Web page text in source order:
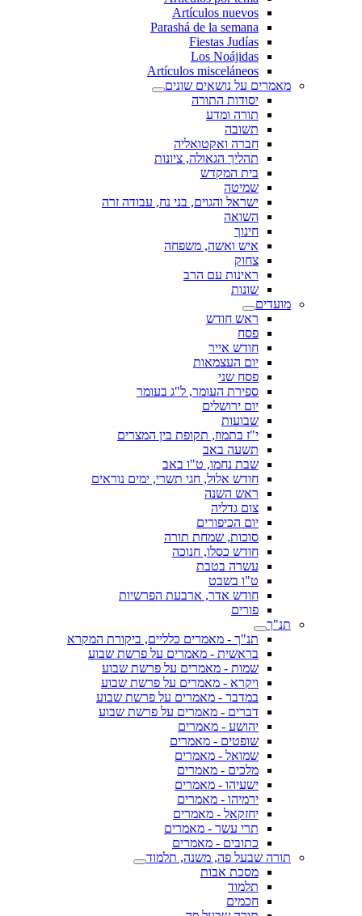
Artículos nuevos
Parashá de la semana
Fiestas Judías
Los Noájidas
Artículos misceláneos
מאמרים על נושאים שונים
יסודות התורה
תורה ומדע
תשובה
חברה ואקטואליה
תהליך הגאולה, ציונות
בית המקדש
שמיטה
ישראל והגוים, בני נח, עבודה זרה
השואה
חינוך
איש ואשה, משפחה
צחוק
ראינות עם הרב
שונות
מועדים
ראש חודש
פסח
חודש אייר
יום העצמאות
פסח שני
ספירת העומר, ל"ג בעומר
יום ירושלים
שבועות
י"ז בתמוז, תקופת בין המצרים
תשעה באב
שבת נחמו, ט"ו באב
חודש אלול, חגי תשרי, ימים נוראים
ראש השנה
צום גדליה
יום הכיפורים
סוכות, שמחת תורה
חודש כסלו, חנוכה
עשרה בטבת
ט"ו בשבט
חודש אדר, ארבעת הפרשיות
פורים
תנ"ך
תנ"ך - מאמרים כלליים, ביקורת המקרא
בראשית - מאמרים על פרשת שבוע
שמות - מאמרים על פרשת שבוע
ויקרא - מאמרים על פרשת שבוע
במדבר - מאמרים על פרשת שבוע
דברים - מאמרים על פרשת שבוע
יהושע - מאמרים
שופטים - מאמרים
שמואל - מאמרים
מלכים - מאמרים
ישעיהו - מאמרים
ירמיהו - מאמרים
יחזקאל - מאמרים
תרי עשר - מאמרים
כתובים - מאמרים
תורה שבעל פה, משנה, תלמוד
מסכת אבות
תלמוד
חכמים